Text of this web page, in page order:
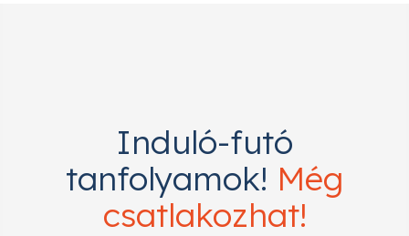
Induló-futó
tanfolyamok! Még
csatlakozhat!